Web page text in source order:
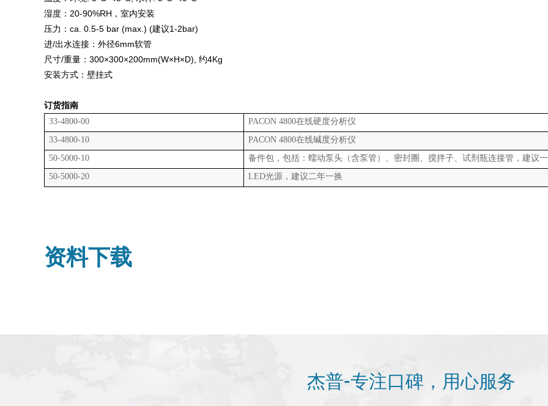
湿度：20-90%RH，室内安装
压力：ca. 0.5-5 bar (max.) (建议1-2bar)
进/出水连接：外径6mm软管
尺寸/重量：300×300×200mm(W×H×D), 约4Kg
安装方式：壁挂式
订货指南
33-4800-00
PACON 4800在线硬度分析仪
33-4800-10
PACON 4800在线碱度分析仪
50-5000-10
备件包，包括：蠕动泵头（含泵管）、密封圈、搅拌子、试剂瓶连接管，建议
50-5000-20
LED光源，建议二年一换
资料下载
杰普-专注口碑，用心服务